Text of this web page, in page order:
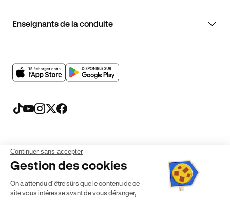
Enseignants de la conduite
Mentions légales CGV CGU Politique de confidentialité
* Détail des conditions de nos offres
Continuer sans accepter
Gestion des cookies
On a attendu d'être sûrs que le contenu de ce
site vous intéresse avant de vous déranger,